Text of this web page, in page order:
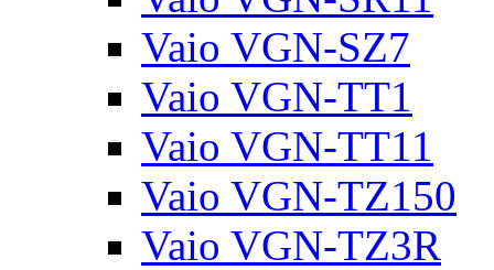
Vaio VGN-SZ7
Vaio VGN-TT1
Vaio VGN-TT11
Vaio VGN-TZ150
Vaio VGN-TZ3R